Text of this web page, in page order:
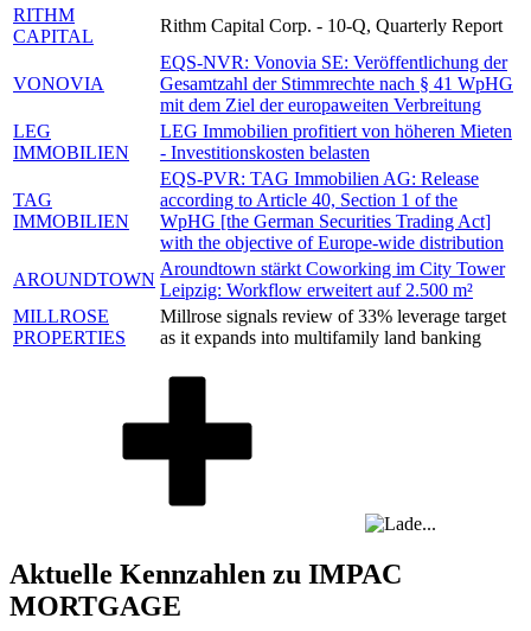
RITHM
CAPITAL
Rithm Capital Corp. - 10-Q, Quarterly Report
VONOVIA
EQS-NVR: Vonovia SE: Veröffentlichung der
Gesamtzahl der Stimmrechte nach § 41 WpHG
mit dem Ziel der europaweiten Verbreitung
LEG
IMMOBILIEN
LEG Immobilien profitiert von höheren Mieten
- Investitionskosten belasten
TAG
IMMOBILIEN
EQS-PVR: TAG Immobilien AG: Release
according to Article 40, Section 1 of the
WpHG [the German Securities Trading Act]
with the objective of Europe-wide distribution
AROUNDTOWN
Aroundtown stärkt Coworking im City Tower
Leipzig: Workflow erweitert auf 2.500 m²
MILLROSE
PROPERTIES
Millrose signals review of 33% leverage target
as it expands into multifamily land banking
Aktuelle Kennzahlen zu IMPAC
MORTGAGE